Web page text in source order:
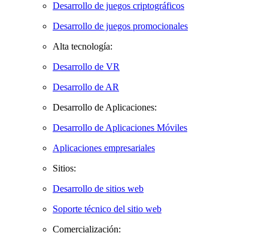
Desarrollo de juegos criptográficos
Desarrollo de juegos promocionales
Alta tecnología:
Desarrollo de VR
Desarrollo de AR
Desarrollo de Aplicaciones:
Desarrollo de Aplicaciones Móviles
Aplicaciones empresariales
Sitios:
Desarrollo de sitios web
Soporte técnico del sitio web
Comercialización: